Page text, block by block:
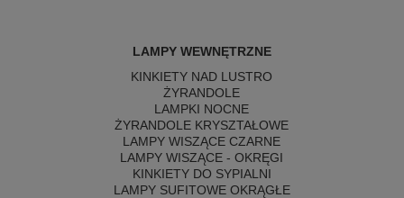
LAMPY WEWNĘTRZNE
KINKIETY NAD LUSTRO
ŻYRANDOLE
LAMPKI NOCNE
ŻYRANDOLE KRYSZTAŁOWE
LAMPY WISZĄCE CZARNE
LAMPY WISZĄCE - OKRĘGI
KINKIETY DO SYPIALNI
LAMPY SUFITOWE OKRĄGŁE